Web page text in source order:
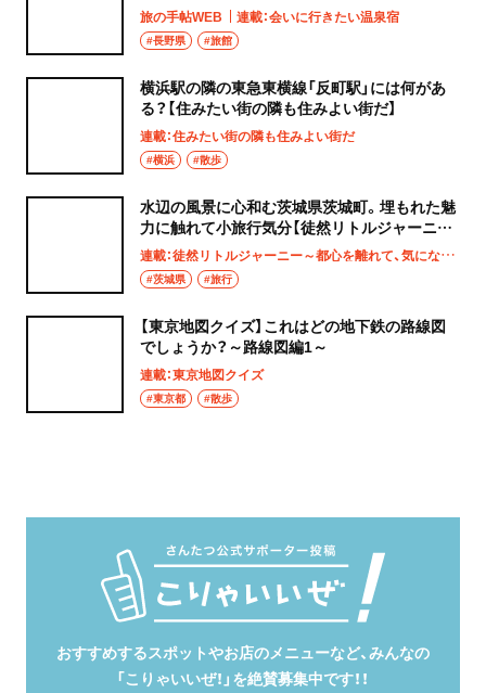
旅の手帖WEB 連載：会いに行きたい温泉宿
#長野県 #旅館
横浜駅の隣の東急東横線「反町駅」には何があ
る？【住みたい街の隣も住みよい街だ】
連載：住みたい街の隣も住みよい街だ
#横浜 #散歩
水辺の風景に心和む茨城県茨城町。埋もれた魅
力に触れて小旅行気分【徒然リトルジャーニ
ー】
連載：徒然リトルジャーニー～都心を離れて、気になる土地へ
#茨城県 #旅行
【東京地図クイズ】これはどの地下鉄の路線図
でしょうか？～路線図編1～
連載：東京地図クイズ
#東京都 #散歩
おすすめするスポットやお店のメニューなど、みんなの
「こりゃいいぜ！」を絶賛募集中です！！